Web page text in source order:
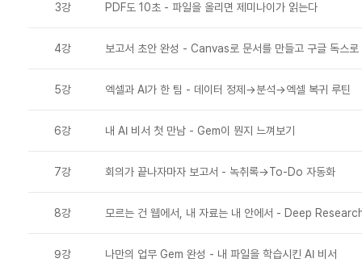
3강 PDF도 10초 - 파일을 올리면 제미나이가 읽는다
4강 보고서 초안 완성 - Canvas로 문서를 만들고 구글 독스로
5강 엑셀과 AI가 한 팀 - 데이터 정제→분석→엑셀 복귀 루틴
6강 내 AI 비서 첫 만남 - Gem이 뭔지 느껴보기
7강 회의가 끝나자마자 보고서 - 녹취록→To-Do 자동화
8강 모르는 건 웹에서, 내 자료는 내 안에서 - Deep
9강 나만의 업무 Gem 완성 - 내 파일을 학습시킨 AI 비서